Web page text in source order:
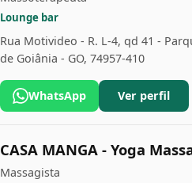
Lounge bar
Rua Motivideo - R. L-4, qd 41 -
de Goiânia - GO, 74957-410
WhatsApp Ver perfil
CASA MANGA - Yoga
Massagista